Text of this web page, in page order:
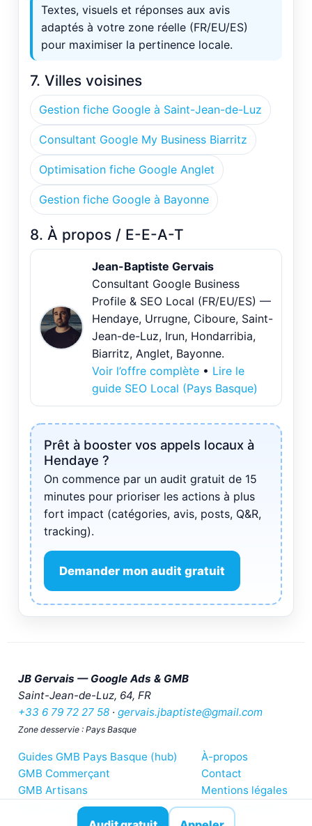
Textes, visuels et réponses aux avis
adaptés à votre zone réelle (FR/EU/ES)
pour maximiser la pertinence locale.
7. Villes voisines
Gestion fiche Google à Saint-Jean-de-Luz
Consultant Google My Business Biarritz
Optimisation fiche Google Anglet
Gestion fiche Google à Bayonne
8. À propos / E-E-A-T
Jean-Baptiste Gervais
Consultant Google Business
Profile & SEO Local (FR/EU/ES) —
Hendaye, Urrugne, Ciboure, Saint-
Jean-de-Luz, Irun, Hondarribia,
Biarritz, Anglet, Bayonne.
Voir l’offre complète • Lire le
guide SEO Local (Pays Basque)
Prêt à booster vos appels locaux à
Hendaye ?
On commence par un audit gratuit de 15
minutes pour prioriser les actions à plus
fort impact (catégories, avis, posts, Q&R,
tracking).
Demander mon audit gratuit
JB Gervais — Google Ads & GMB
Saint-Jean-de-Luz, 64, FR
+33 6 79 72 27 58 · gervais.jbaptiste@gmail.com
Zone desservie : Pays Basque
Guides GMB Pays Basque (hub)
GMB Commerçant
GMB Artisans
GMB Tourisme
À-propos
Contact
Mentions légales
Confidentialité